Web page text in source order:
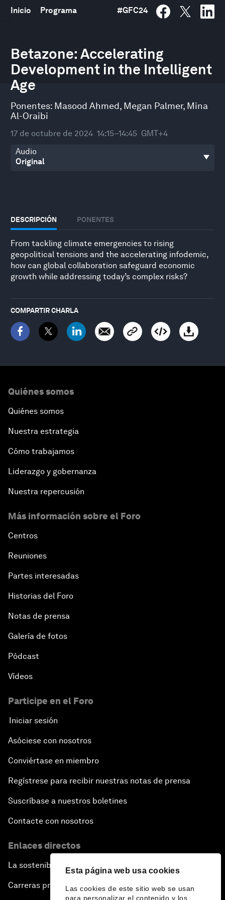
Esta página web usa cookies
Las cookies de este sitio web se usan
para personalizar el contenido y los
Inicio Programa #GFC24
Betazone: Accelerating
Development in the Intelligent
Age
Ponentes: Masood Ahmed, Megan Palmer, Mina
Al-Oraibi
17 de octubre de 2024 14:15–14:45 GMT+4
Audio
DESCRIPCIÓN PONENTES
From tackling climate emergencies to rising
geopolitical tensions and the accelerating infodemic,
how can global collaboration safeguard economic
growth while addressing today’s complex risks?
COMPARTIR CHARLA
seconds
of
33
minutes,
2
seconds
Quiénes somos
Quiénes somos
Nuestra estrategia
Cómo trabajamos
Liderazgo y gobernanza
Nuestra repercusión
Más información sobre el Foro
Centros
Reuniones
Partes interesadas
Historias del Foro
Notas de prensa
Galería de fotos
Pódcast
Vídeos
Participe en el Foro
Iniciar sesión
Asóciese con nosotros
Conviértase en miembro
Regístrese para recibir nuestras notas de prensa
Suscríbase a nuestros boletines
Contacte con nosotros
Enlaces directos
La sostenibilidad en el Foro
Carreras profesionales